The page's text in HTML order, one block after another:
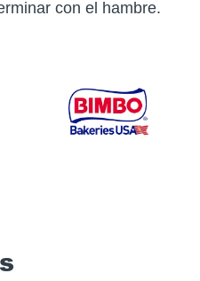
con el hambre.